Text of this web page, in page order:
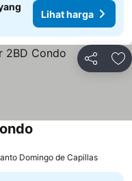
Lihat harga
Bagikan
Domingo de Capillas